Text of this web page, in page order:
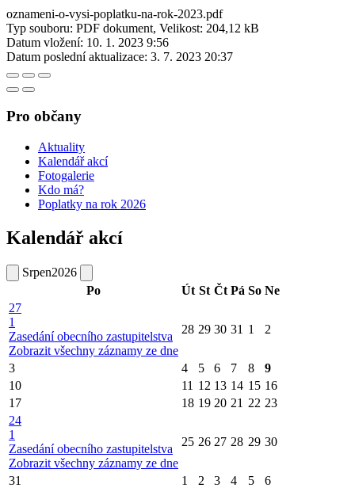
oznameni-o-vysi-poplatku-na-rok-2023.pdf
Typ souboru: PDF dokument, Velikost: 204,12 kB
Datum vložení: 10. 1. 2023 9:56
Datum poslední aktualizace: 3. 7. 2023 20:37
Pro občany
Aktuality
Kalendář akcí
Fotogalerie
Kdo má?
Poplatky na rok 2026
Kalendář akcí
Srpen2026
Po
Út St Čt Pá So Ne
27
1
Zasedání obecního zastupitelstva
Zobrazit všechny záznamy ze dne
28 29 30 31 1 2
3 4 5 6 7 8
9
10
11 12 13 14 15 16
17
18 19 20 21 22 23
24
1
Zasedání obecního zastupitelstva
Zobrazit všechny záznamy ze dne
25 26 27 28 29 30
31 1 2 3 4 5 6